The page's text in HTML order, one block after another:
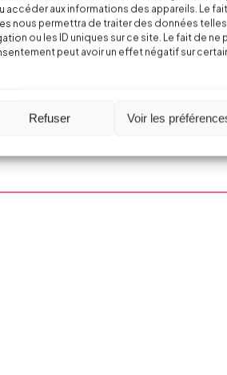
aux informations des appareils. Le fait
nous permettra de traiter des données telles
ou les ID uniques sur ce site. Le fait de ne
peut avoir un effet négatif sur
Refuser Voir les
(dépression,